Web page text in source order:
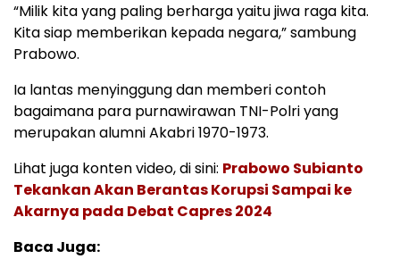
“Milik kita yang paling berharga yaitu jiwa raga kita.
Kita siap memberikan kepada negara,” sambung
Prabowo.
Ia lantas menyinggung dan memberi contoh
bagaimana para purnawirawan TNI-Polri yang
merupakan alumni Akabri 1970-1973.
Lihat juga konten video, di sini: Prabowo Subianto
Tekankan Akan Berantas Korupsi Sampai ke
Akarnya pada Debat Capres 2024
Baca Juga: